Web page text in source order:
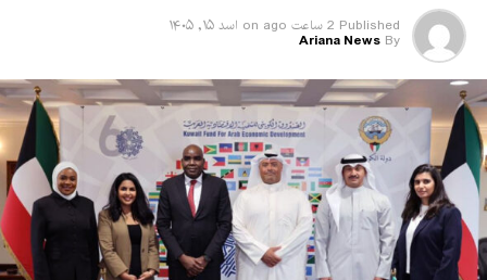
Published 2 ساعت ago on اسد ۱۵, ۱۴۰۵
By
Ariana News